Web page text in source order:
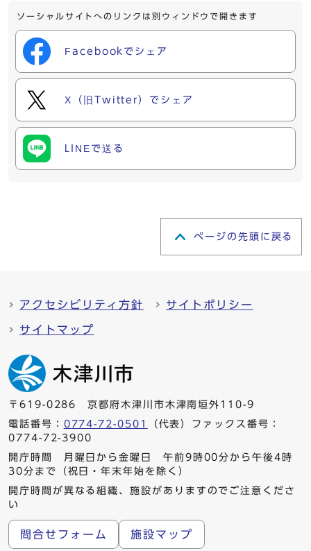
ソーシャルサイトへのリンクは別ウィンドウで開きます
Facebookでシェア
X（旧Twitter）でシェア
LINEで送る
ページの先頭に戻る
アクセシビリティ方針 サイトポリシー
サイトマップ
〒619-0286 京都府木津川市木津南垣外110-9
電話番号： 0774-72-0501
（代表）ファックス番号：
0774-72-3900
開庁時間 月曜日から金曜日 午前9時00分から午後4時
30分まで（祝日・年末年始を除く）
開庁時間が異なる組織、施設がありますのでご注意くださ
い
問合せフォーム 施設マップ